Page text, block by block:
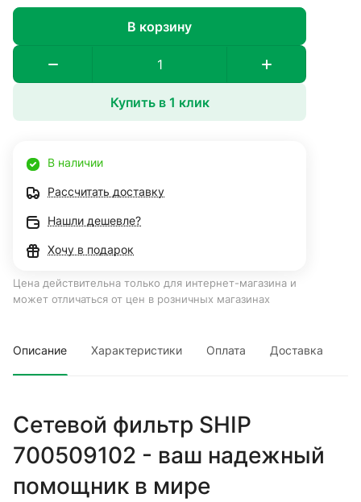
В корзину
Купить в 1 клик
В наличии
Рассчитать доставку
Нашли дешевле?
Хочу в подарок
Цена действительна только для интернет-магазина и
может отличаться от цен в розничных магазинах
Описание Характеристики Оплата Доставка
Сетевой фильтр SHIP
700509102 - ваш надежный
помощник в мире